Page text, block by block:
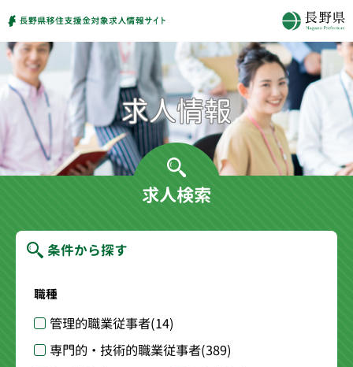
求人検索
条件から探す
職種
管理的職業従事者(14)
専門的・技術的職業従事者(389)